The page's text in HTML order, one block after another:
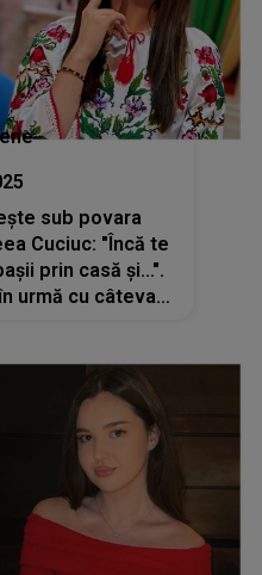
sub povara
Cuciuc: "Încă te
prin casă și...".
urmă cu câteva